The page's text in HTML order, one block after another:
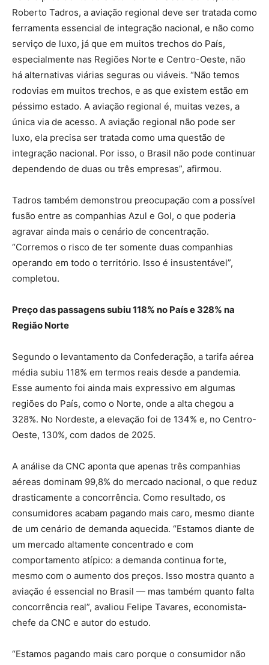
Roberto Tadros, a aviação regional deve ser tratada como
ferramenta essencial de integração nacional, e não como
serviço de luxo, já que em muitos trechos do País,
especialmente nas Regiões Norte e Centro-Oeste, não
há alternativas viárias seguras ou viáveis. “Não temos
rodovias em muitos trechos, e as que existem estão em
péssimo estado. A aviação regional é, muitas vezes, a
única via de acesso. A aviação regional não pode ser
luxo, ela precisa ser tratada como uma questão de
integração nacional. Por isso, o Brasil não pode continuar
dependendo de duas ou três empresas”, afirmou.
Tadros também demonstrou preocupação com a possível
fusão entre as companhias Azul e Gol, o que poderia
agravar ainda mais o cenário de concentração.
“Corremos o risco de ter somente duas companhias
operando em todo o território. Isso é insustentável”,
completou.
Preço das passagens subiu 118% no País e 328% na
Região Norte
Segundo o levantamento da Confederação, a tarifa aérea
média subiu 118% em termos reais desde a pandemia.
Esse aumento foi ainda mais expressivo em algumas
regiões do País, como o Norte, onde a alta chegou a
328%. No Nordeste, a elevação foi de 134% e, no Centro-
Oeste, 130%, com dados de 2025.
A análise da CNC aponta que apenas três companhias
aéreas dominam 99,8% do mercado nacional, o que reduz
drasticamente a concorrência. Como resultado, os
consumidores acabam pagando mais caro, mesmo diante
de um cenário de demanda aquecida. “Estamos diante de
um mercado altamente concentrado e com
comportamento atípico: a demanda continua forte,
mesmo com o aumento dos preços. Isso mostra quanto a
aviação é essencial no Brasil — mas também quanto falta
concorrência real”, avaliou Felipe Tavares, economista-
chefe da CNC e autor do estudo.
“Estamos pagando mais caro porque o consumidor não